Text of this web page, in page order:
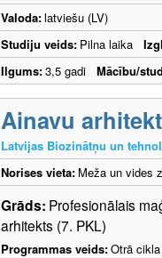
Valoda:latviešu (LV)
Studiju veids: Pilna laika
Ilgums:3,5 gadi Mācību/
Ainavu
Latvijas Biozinātņu un
Norises vieta: Meža un vides
Grāds: Profesionālais
arhitekts (7. PKL)
Programmas veids:Otrā